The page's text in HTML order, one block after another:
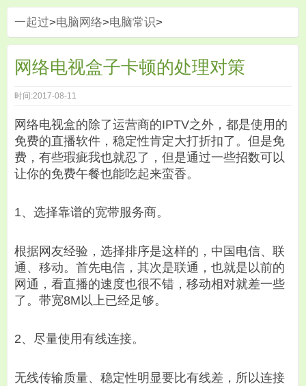
一起过>电脑网络>电脑常识>
网络电视盒子卡顿的处理对策
时间:2017-08-11
网络电视盒的除了运营商的IPTV之外，都是使用的
免费的直播软件，稳定性肯定大打折扣了。但是免
费，有些瑕疵我也就忍了，但是通过一些招数可以
让你的免费午餐也能吃起来蛮香。
1、选择靠谱的宽带服务商。
根据网友经验，选择排序是这样的，中国电信、联
通、移动。首先电信，其次是联通，也就是以前的
网通，看直播的速度也很不错，移动相对就差一些
了。带宽8M以上已经足够。
2、尽量使用有线连接。
无线传输质量、稳定性明显要比有线差，所以连接